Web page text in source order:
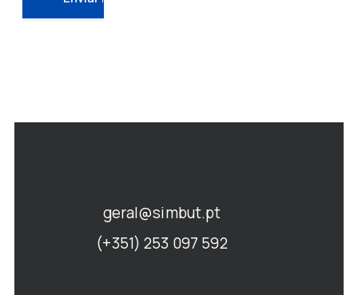
geral@simbut.pt
(+351) 253 097 592